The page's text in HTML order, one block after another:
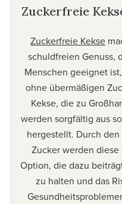
Zuckerfreie
Zuckerfreie Kekse
schuldfreien Genuss,
Menschen geeignet
ohne übermäßigen
Kekse, die zu
werden sorgfältig aus
hergestellt. Durch
Zucker werden
Option, die dazu
zu halten und das